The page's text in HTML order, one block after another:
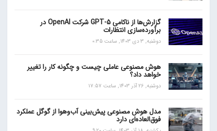
گزارش‌ها از ناکامی GPT-5 شرکت OpenAI در
برآورده‌سازی انتظارات
دوشنبه, 3 دی 1403, ساعت 0:35
هوش مصنوعی عاملی چیست و چگونه کار را تغییر
خواهد داد؟
دوشنبه, 26 آذر 1403, ساعت 17:57
مدل هوش مصنوعی پیش‌بینی آب‌و‌هوا از گوگل عملکرد
فوق‌العاده‌ای دارد